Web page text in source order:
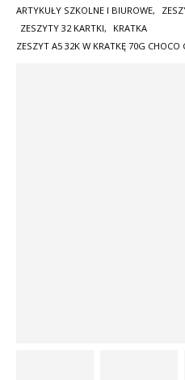
ARTYKUŁY SZKOLNE I BIUROWE,
ZESZYTY 32 KARTKI,
KRATKA
ZESZYT A5 32K W KRATKĘ 70G CHOCO